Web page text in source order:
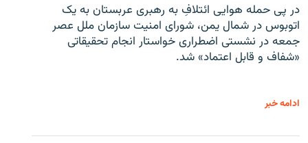
در پی حمله هوایی ائتلافِ به رهبری عربستان به یک
اتوبوس در شمال یمن، شورای امنیت سازمان ملل عصر
جمعه در نشستی اضطراری خواستار انجام تحقیقاتی
«شفاف و قابل اعتماد» شد.
ادامه خبر